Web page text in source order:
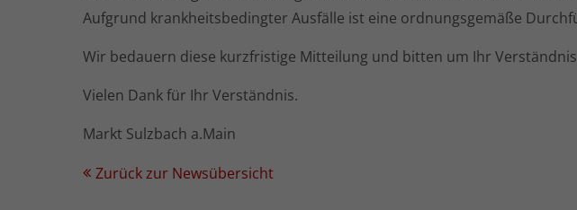
Aufgrund krankheitsbedingter Ausfälle ist eine ordnungsgemäße
Wir bedauern diese kurzfristige Mitteilung und bitten um Ihr
Vielen Dank für Ihr Verständnis.
Markt Sulzbach a.Main
Zurück zur Newsübersicht